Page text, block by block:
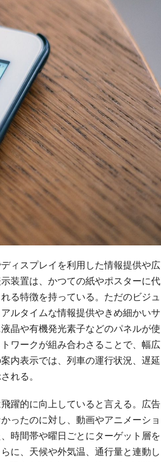
ィスプレイを利用した情報提供や広
装置は、かつての紙やポスターに代
る特徴を持っている。ただのビジュ
ルタイムな情報提供やきめ細かいサ
晶や有機発光素子などのパネルが使
ワークが組み合わさることで、幅広
内表示では、列車の運行状況、遅延
れる。
躍的に向上していると言える。広告
ったのに対し、動画やアニメーショ
時間帯や曜日ごとにターゲット層を
に、天候や外気温、通行量と連動し